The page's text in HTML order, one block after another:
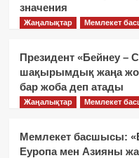
значения
Жаңалықтар Мемлекет
Президент «Бейнеу –
шақырымдық жаңа
бар жоба деп атады
Жаңалықтар Мемлекет
Мемлекет басшысы:
Еуропа мен Азияны